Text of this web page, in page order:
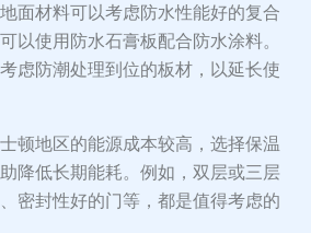
面材料可以考虑防水性能好的复合
以使用防水石膏板配合防水涂料。
虑防潮处理到位的板材，以延长使
顿地区的能源成本较高，选择保温
降低长期能耗。例如，双层或三层
密封性好的门等，都是值得考虑的